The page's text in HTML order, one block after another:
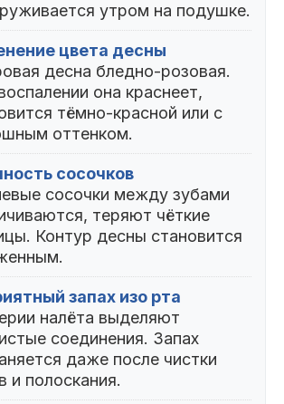
утром на подушке.
цвета десны
десна бледно-розовая.
она краснеет,
тёмно-красной или с
оттенком.
сосочков
сосочки между зубами
теряют чёткие
Контур десны становится
запах изо рта
налёта выделяют
соединения. Запах
даже после чистки
и полоскания.